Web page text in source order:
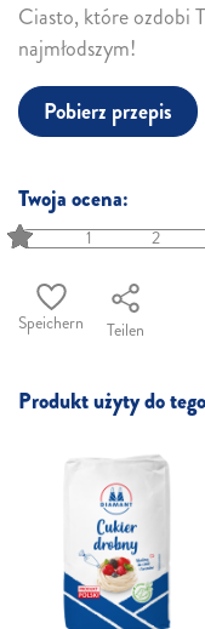
Ciasto, które ozdobi
najmłodszym!
Pobierz przepis
Twoja ocena:
1 2
Speichern Teilen
Produkt użyty do